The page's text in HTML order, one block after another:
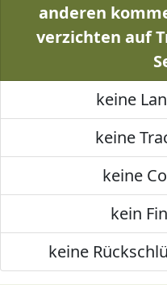
anderen
verzichten auf
keine
keine
keine
kein
keine